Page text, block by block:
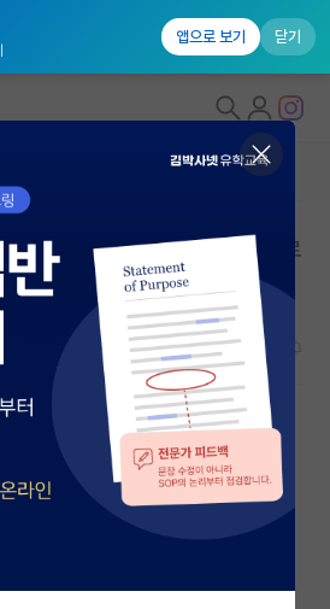
앱으로 보기 닫기
)
레이닝 많이 받을 수 있는 곳으로